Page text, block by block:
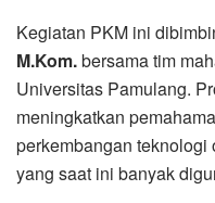
Kegiatan PKM ini
M.Kom.bersama tim
Universitas Pamulang.
meningkatkan
perkembangan teknologi
yang saat ini banyak